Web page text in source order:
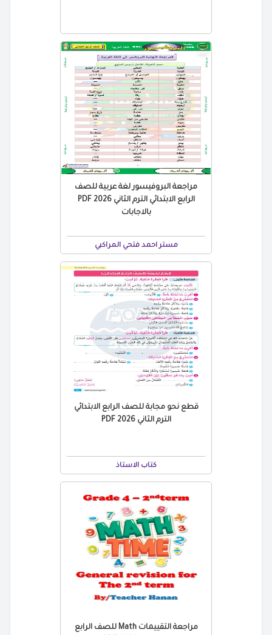
مراجعة البروفيسور لغة عربية للصف
الرابع الابتدائي الترم الثاني 2026 PDF
بالاجابات
مستر احمد فتحي المراكبي
قطع نحو مجابة للصف الرابع الابتدائي
الترم الثاني 2026 PDF
كتاب الاستاذ
مراجعة التقييمات Math للصف الرابع